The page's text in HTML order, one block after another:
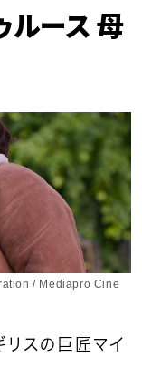
ルース 母
/ Mediapro Cine
スの巨匠マイ